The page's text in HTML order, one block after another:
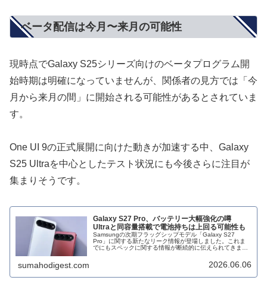
ベータ配信は今月〜来月の可能性
現時点でGalaxy S25シリーズ向けのベータプログラム開
始時期は明確になっていませんが、関係者の見方では「今
月から来月の間」に開始される可能性があるとされていま
す。
One UI 9の正式展開に向けた動きが加速する中、Galaxy
S25 Ultraを中心としたテスト状況にも今後さらに注目が
集まりそうです。
Galaxy S27 Pro、バッテリー大幅強化の噂
Ultraと同容量搭載で電池持ちは上回る可能性も
Samsungの次期フラッグシップモデル「Galaxy S27
Pro」に関する新たなリーク情報が登場しました。これま
でにもスペックに関する情報が断続的に伝えられてきまし
sumahodigest.com 2026.06.06